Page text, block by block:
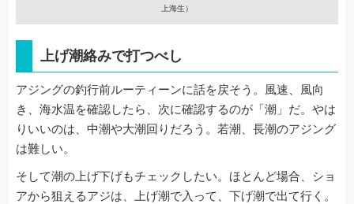
上海生）
上げ潮絡みで打つべし
アジングの釣行前ルーティーンに話を戻そう。風速、風向
き、海水温を確認したら、次に確認するのが「潮」だ。やは
りいいのは、中潮や大潮回りだろう。若潮、長潮のアジング
は難しい。
そして潮の上げ下げもチェックしたい。ほとんど場合、ショ
アから狙えるアジは、上げ潮で入って、下げ潮で出て行く。